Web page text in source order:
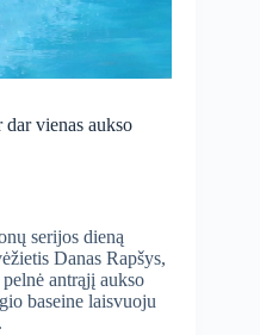
vienas aukso
serijos dieną
Danas Rapšys,
antrąjį aukso
baseine laisvuoju